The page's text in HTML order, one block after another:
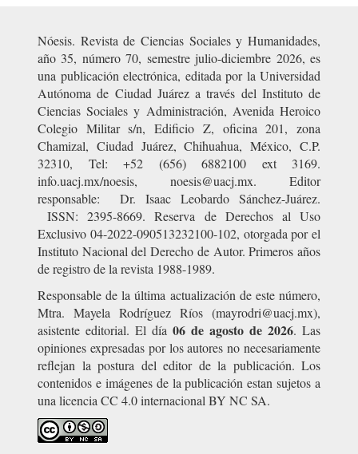
Nóesis. Revista de Ciencias Sociales y Humanidades,
año 35, número 70, semestre julio-diciembre 2026, es
una publicación electrónica, editada por la Universidad
Autónoma de Ciudad Juárez a través del Instituto de
Ciencias Sociales y Administración, Avenida Heroico
Colegio Militar s/n, Edificio Z, oficina 201, zona
Chamizal, Ciudad Juárez, Chihuahua, México, C.P.
32310, Tel: +52 (656) 6882100 ext 3169.
info.uacj.mx/noesis, noesis@uacj.mx. Editor
responsable: Dr. Isaac Leobardo Sánchez-Juárez.
ISSN: 2395-8669. Reserva de Derechos al Uso
Exclusivo 04-2022-090513232100-102, otorgada por el
Instituto Nacional del Derecho de Autor. Primeros años
de registro de la revista 1988-1989.
Responsable de la última actualización de este número,
Mtra. Mayela Rodríguez Ríos (mayrodri@uacj.mx),
asistente editorial. El día 06 de agosto de 2026. Las
opiniones expresadas por los autores no necesariamente
reflejan la postura del editor de la publicación. Los
contenidos e imágenes de la publicación estan sujetos a
una licencia CC 4.0 internacional BY NC SA.